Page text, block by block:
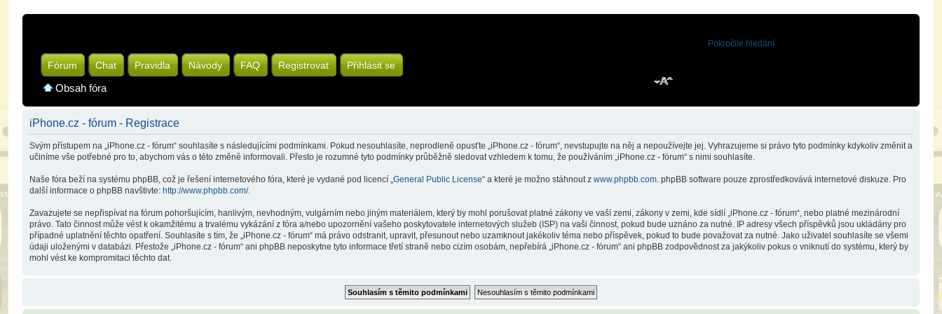
Fórum Chat Pravidla Návody FAQ Registrovat Přihlásit se
Obsah fóra
Pokročilé hledání
iPhone.cz - fórum - Registrace
Svým přístupem na „iPhone.cz - fórum“ souhlasíte s následujícími podmínkami. Pokud nesouhlasíte, neprodleně opusťte „iPhone.cz - fórum“, nevstupujte na něj a nepoužívejte jej. Vyhrazujeme si právo tyto podmínky kdykoliv změnit a
učiníme vše potřebné pro to, abychom vás o této změně informovali. Přesto je rozumné tyto podmínky průběžně sledovat vzhledem k tomu, že používáním „iPhone.cz - fórum“ s nimi souhlasíte.
Naše fóra beží na systému phpBB, což je řešení internetového fóra, které je vydané pod licencí „General Public License“ a které je možno stáhnout z www.phpbb.com. phpBB software pouze zprostředkovává internetové diskuze. Pro
další informace o phpBB navštivte: http://www.phpbb.com/.
Zavazujete se nepřispívat na fórum pohoršujícím, hanlivým, nevhodným, vulgárním nebo jiným materiálem, který by mohl porušovat platné zákony ve vaší zemi, zákony v zemi, kde sídlí „iPhone.cz - fórum“, nebo platné mezinárodní
právo. Tato činnost může vést k okamžitému a trvalému vykázání z fóra a/nebo upozornění vašeho poskytovatele internetových služeb (ISP) na vaši činnost, pokud bude uznáno za nutné. IP adresy všech příspěvků jsou ukládány pro
případné uplatnění těchto opatření. Souhlasíte s tím, že „iPhone.cz - fórum“ má právo odstranit, upravit, přesunout nebo uzamknout jakékoliv téma nebo příspěvek, pokud to bude považovat za nutné. Jako uživatel souhlasíte se všemi
údaji uloženými v databázi. Přestože „iPhone.cz - fórum“ ani phpBB neposkytne tyto informace třetí straně nebo cizím osobám, nepřebírá „iPhone.cz - fórum“ ani phpBB zodpovědnost za jakýkoliv pokus o vniknutí do systému, který by
mohl vést ke kompromitaci těchto dat.